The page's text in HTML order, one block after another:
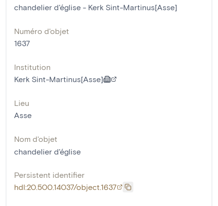
chandelier d'église - Kerk Sint-Martinus[Asse]
Numéro d'objet
1637
Institution
Kerk Sint-Martinus[Asse]
Lieu
Asse
Nom d'objet
chandelier d'église
Persistent identifier
hdl:20.500.14037/object.1637